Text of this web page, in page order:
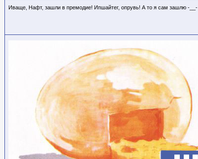
Иваще, Нафт, зашли в премодие! Ипшайтег, опрувь! А то я сам зашлю -__-